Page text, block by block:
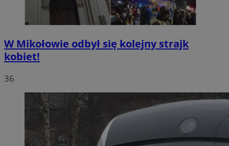
W Mikołowie odbył się kolejny strajk
kobiet!
36